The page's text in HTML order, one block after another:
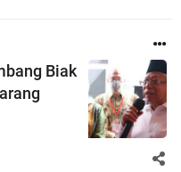
Biak